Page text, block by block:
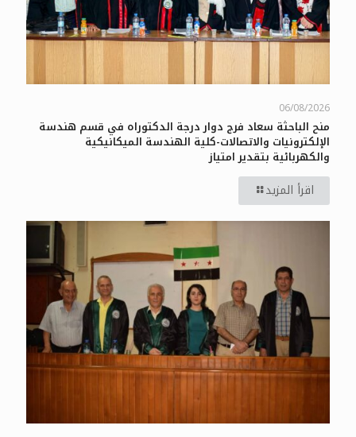
06/08/2026
منح الباحثة سعاد فرج دوار درجة الدكتوراه في قسم هندسة
الإلكترونيات والاتصالات-كلية الهندسة الميكانيكية
والكهربائية بتقدير امتياز
اقرأ المزيد